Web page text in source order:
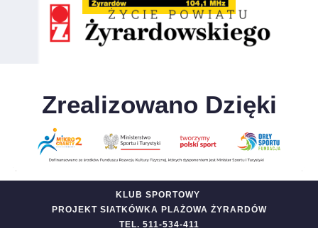
Zrealizowano Dzięki
KLUB SPORTOWY
PROJEKT SIATKÓWKA PLAŻOWA ŻYRARDÓW
TEL. 511-534-411